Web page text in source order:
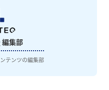
編集部
テンツの編集部